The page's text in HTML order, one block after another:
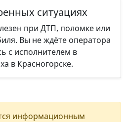
ситуациях
при ДТП, поломке или
Вы не ждёте оператора
с исполнителем в
в Красногорске.
информационным